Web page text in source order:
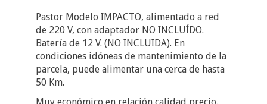
Pastor Modelo IMPACTO, alimentado a red
de 220 V, con adaptador NO INCLUÍDO.
Batería de 12 V. (NO INCLUIDA). En
condiciones idóneas de mantenimiento de la
parcela, puede alimentar una cerca de hasta
50 Km.